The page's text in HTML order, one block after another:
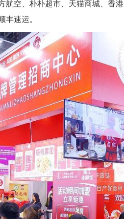
航空、朴朴超市、天猫商城、香
丰速运。